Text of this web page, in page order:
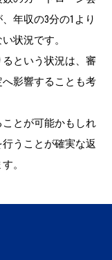
年収の3分の1より
状況です。
という状況は、審
影響することも考
とが可能かもしれ
うことが確実な返
。